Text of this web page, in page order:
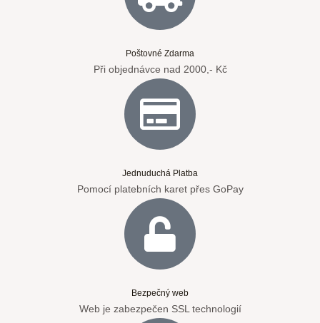
Poštovné Zdarma
Při objednávce nad 2000,- Kč
Jednuduchá Platba
Pomocí platebních karet přes GoPay
Bezpečný web
Web je zabezpečen SSL technologií